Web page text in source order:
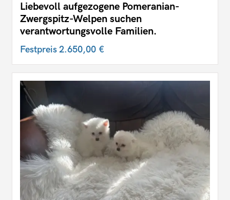
Liebevoll aufgezogene Pomeranian-
Zwergspitz-Welpen suchen
verantwortungsvolle Familien.
Festpreis2.650,00 €